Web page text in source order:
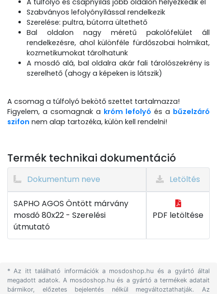
A túlfolyó és csapnyílás jobb oldalon helyezkedik el
Szabványos lefolyónyílással rendelkezik
Szerelése: pultra, bútorra ültethető
Bal oldalon nagy méretű pakolófelület áll
rendelkezésre, ahol különféle fürdőszobai holmikat,
kozmetikumokat tárolhatunk
A mosdó alá, bal oldalra akár fali tárolószekrény is
szerelhető (ahogy a képeken is látszik)
A csomag a túlfolyó bekötő szettet tartalmazza!
Figyelem, a csomagnak a króm lefolyó és a bűzelzáró
szifon nem alap tartozéka, külön kell rendelni!
Termék technikai dokumentáció
Dokumentum neve Letöltés
SAPHO AGOS Öntött márvány
mosdó 80x22 - Szerelési
útmutató
PDF letöltése
* Az itt található információk a mosdoshop.hu és a gyártó által
megadott adatok. A mosdoshop.hu és a gyártó a termékek adatait
bármikor, előzetes bejelentés nélkül megváltoztathatják. Az